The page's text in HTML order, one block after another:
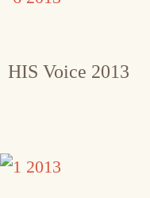
HIS Voice 2013